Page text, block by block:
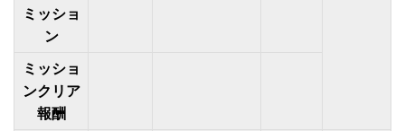
ミッショ
ン
ミッショ
ンクリア
報酬